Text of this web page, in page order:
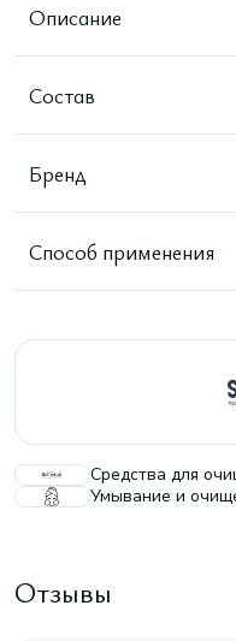
Описание
Состав
Бренд
Способ применения
Средства для
Умывание и
Отзывы